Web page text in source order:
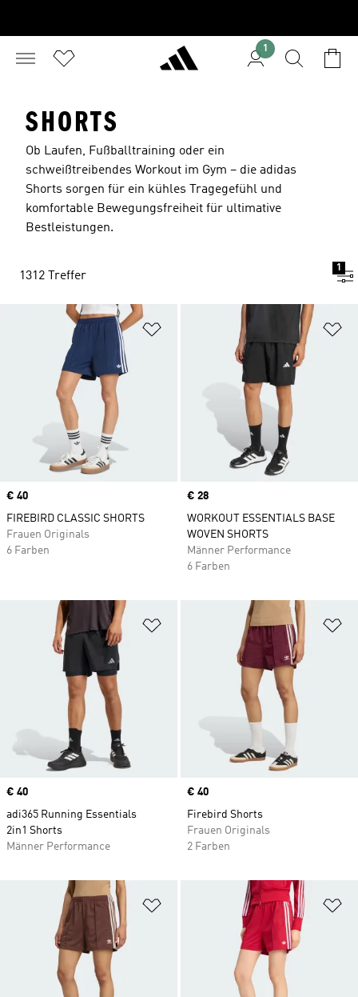
1
SHORTS
Ob Laufen, Fußballtraining oder ein
schweißtreibendes Workout im Gym – die adidas
Shorts sorgen für ein kühles Tragegefühl und
komfortable Bewegungsfreiheit für ultimative
Bestleistungen.
1312 Treffer
1
Zur Wunschliste hinzufügen
Price
€ 40
FIREBIRD CLASSIC SHORTS
Frauen Originals
6 Farben
Price
€ 28
WORKOUT ESSENTIALS BASE
WOVEN SHORTS
Männer Performance
6 Farben
Zur Wunschliste hinzufügen
Price
€ 40
adi365 Running Essentials
2in1 Shorts
Männer Performance
Price
€ 40
Firebird Shorts
Frauen Originals
2 Farben
Zur Wunschliste hinzufügen